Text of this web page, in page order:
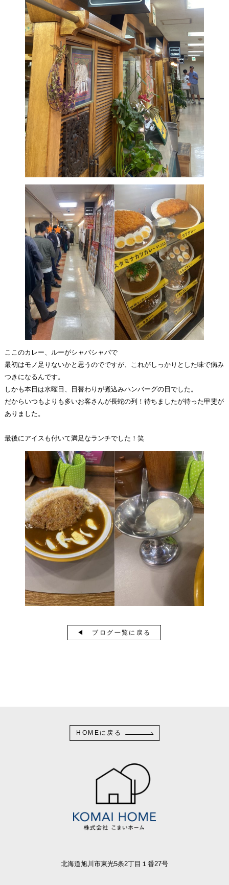
ここのカレー、ルーがシャバシャバで
最初はモノ足りないかと思うのでですが、これがしっかりとした味で病み
つきになるんです。
しかも本日は水曜日、日替わりが煮込みハンバーグの日でした。
だからいつもよりも多いお客さんが長蛇の列！待ちましたが待った甲斐が
ありました。
最後にアイスも付いて満足なランチでした！笑
◀︎ ブログ一覧に戻る
HOMEに戻る
北海道旭川市東光5条2丁目１番27号